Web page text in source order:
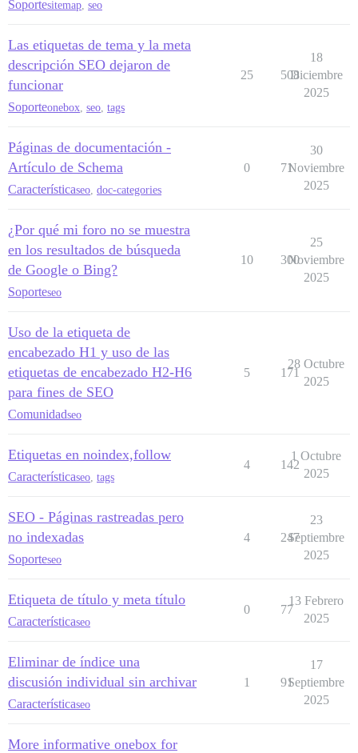
Soportesitemap seo
Las etiquetas de tema y la meta
descripción SEO dejaron de
funcionar
Soporteonebox seo tags
25 508
18
Diciembre
2025
Páginas de documentación -
Artículo de Schema
Característicaseo doc-categories
0 71
30
Noviembre
2025
¿Por qué mi foro no se muestra
en los resultados de búsqueda
de Google o Bing?
Soporteseo
10 300
25
Noviembre
2025
Uso de la etiqueta de
encabezado H1 y uso de las
etiquetas de encabezado H2-H6
para fines de SEO
Comunidadseo
5 171
28 Octubre
2025
Etiquetas en noindex,follow
Característicaseo tags
4 142
1 Octubre
2025
SEO - Páginas rastreadas pero
no indexadas
Soporteseo
4 247
23
Septiembre
2025
Etiqueta de título y meta título
Característicaseo
0 77
13 Febrero
2025
Eliminar de índice una
discusión individual sin archivar
Característicaseo
1 91
17
Septiembre
2025
More informative onebox for